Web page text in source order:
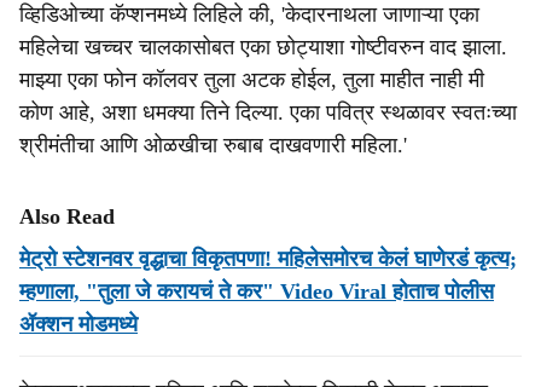
व्हिडिओच्या कॅप्शनमध्ये लिहिले की, 'केदारनाथला जाणाऱ्या एका
महिलेचा खच्चर चालकासोबत एका छोट्याशा गोष्टीवरुन वाद झाला.
माझ्या एका फोन कॉलवर तुला अटक होईल, तुला माहीत नाही मी
कोण आहे, अशा धमक्या तिने दिल्या. एका पवित्र स्थळावर स्वतःच्या
श्रीमंतीचा आणि ओळखीचा रुबाब दाखवणारी महिला.'
Also Read
मेट्रो स्टेशनवर वृद्धाचा विकृतपणा! महिलेसमोरच केलं घाणेरडं कृत्य;
म्हणाला, "तुला जे करायचं ते कर" Video Viral होताच पोलीस
ॲक्शन मोडमध्ये